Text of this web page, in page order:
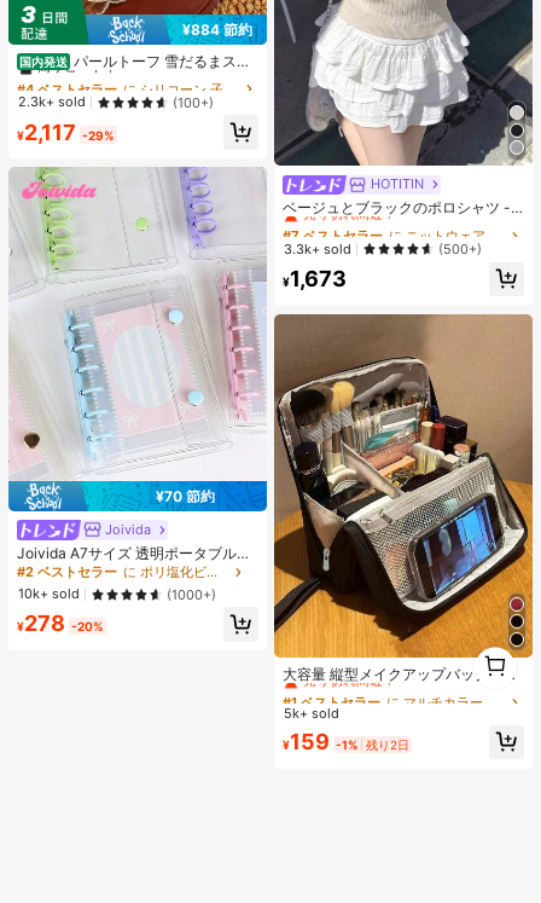
¥884 節約
国内発送 パールトーフ 雪だるまスク
イーズ スフレ 水感スクイーズ ペン
ダントストレス解消玩具 すくいーず
おもちゃ 押して抑えつつあった感情
を解放 めろじょいスクイーズ、スク
イーズ>ミ ズ カン スクイ ー、 水系
んすくいーず、 スクイーズ>カピバ
ラ、 誕生日、 スクイーズ水感、 す
いかんすくいーず、高品質 すくいー
ずめろじょい
#4 ベストセラー
に シリコーン 子供用フィジェットトイ
高リピート率
#4 ベストセラー
高リピート率
#4 ベストセラー
高リピート率
#4 ベストセラー
に シリコーン 子供用フィジェットトイ
高リピート率
2.3k+ sold (100+)
¥2,117 -29%
¥70 節約
Joivida
Joivida A7サイズ 透明ポータブルフ
ァイルフォルダー ダブルスナップ
式、写真の保管に最適、フォトアル
バムとしても使用可能、文房具、ノ
ート、ステッカーブック、オフィス
用品、学校用品、新学期に
#2 ベストセラー
に ポリ塩化ビニル バインダー
10k+ sold
(1000+)
¥278 -20%
HOTITIN
ベージュとブラックのポロシャツ -
ファッショナブルでエレガントなカ
ジュアルなスウィートなフィッティ
ングリブ編みショートスリーブトッ
プ、リボンのデコレーション、春夏
の日常着に適しています
#7 ベストセラー
売り切れ間近！
#7 ベストセラー
売り切れ間近！
#7 ベストセラー
売り切れ間近！
#7 ベストセラー
に ニットウェア レディースニットウェア
売り切れ間近！
3.3k+ sold (500+)
¥1,673
大容量 縦型メイクアップバッグ - 多
機能コンパートメント トラベルメイ
クアップオーガナイザー、メイクア
ブル、軽量、耐久性、スタイリッシ
#1 ベストセラー
に マルチカラー メイクアップバッグ
売り切れ間近！
#1 ベストセラー
売り切れ間近！
#1 ベストセラー
売り切れ間近！
#1 ベストセラー
に マルチカラー メイクアップバッグ
売り切れ間近！
5k+ sold
¥159 -1% 残り2日
1